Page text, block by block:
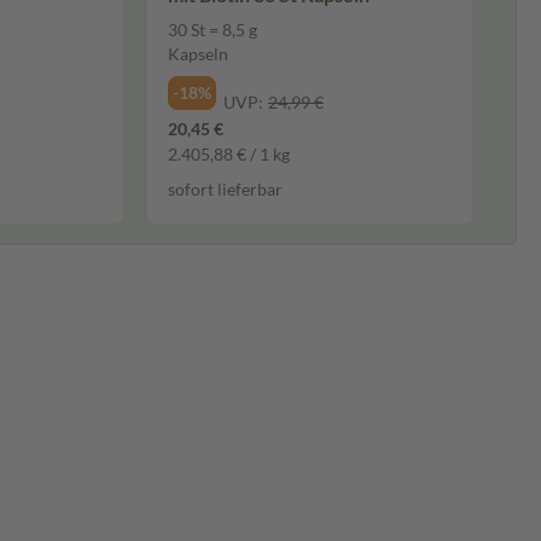
30 St = 8,5 g
Kapseln
-18%
UVP: 24,99 €
20,45 €
2.405,88 € / 1 kg
sofort lieferbar